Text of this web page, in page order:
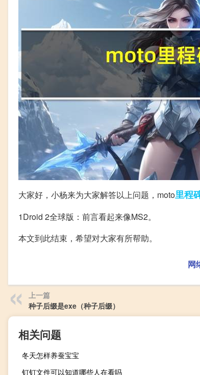
大家好，小杨来为大家解答以上问题，moto里程
1Droid 2全球版：前言看起来像MS2。
本文到此结束，希望对大家有所帮助。
网
上一篇
种子后缀是exe（种子后缀）
相关问题
冬天怎样养蚕宝宝
钉钉文件可以知道哪些人在看吗